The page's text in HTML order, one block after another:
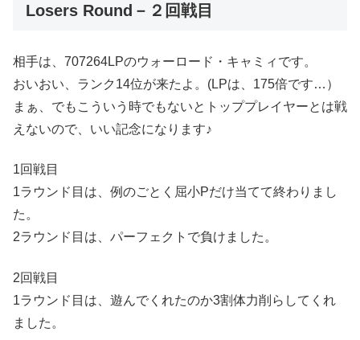
Losers Round－２回戦目
相手は、707264LPのウォーロード・キャミィです。
おいおい、ランク14位が来たよ。(LPは、175倍です…）
まぁ、でもこういう時でもないとトッププレイヤーとは戦
えないので、いい記念になります♪
1回戦目
1ラウンド目は、例のごとく屈小Pだけ当てて終わりまし
た。
2ラウンド目は、パーフェクトで負けました。
2回戦目
1ラウンド目は、遊んでくれたのか3割体力削らしてくれ
ました。